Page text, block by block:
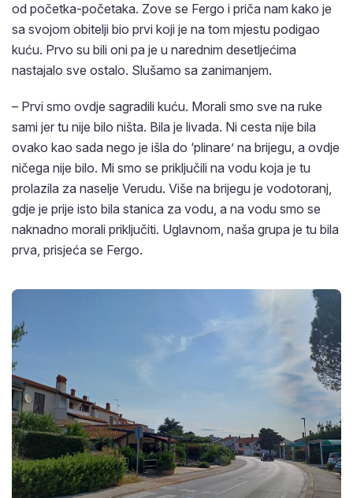
od početka-početaka. Zove se Fergo i priča nam kako je
sa svojom obitelji bio prvi koji je na tom mjestu podigao
kuću. Prvo su bili oni pa je u narednim desetljećima
nastajalo sve ostalo. Slušamo sa zanimanjem.
– Prvi smo ovdje sagradili kuću. Morali smo sve na ruke
sami jer tu nije bilo ništa. Bila je livada. Ni cesta nije bila
ovako kao sada nego je išla do ‘plinare’ na brijegu, a ovdje
ničega nije bilo. Mi smo se priključili na vodu koja je tu
prolazila za naselje Verudu. Više na brijegu je vodotoranj,
gdje je prije isto bila stanica za vodu, a na vodu smo se
naknadno morali priključiti. Uglavnom, naša grupa je tu bila
prva, prisjeća se Fergo.